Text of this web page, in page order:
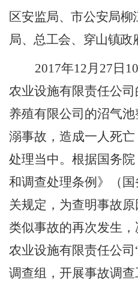
区安监局、市公安局柳
局、总工会、穿山镇政
2017年12月 27 日 10
农业设施有限责任公
养殖有限公司的沼气
溺事故，造成一人死
处理当中。根据国务
和调查处理条例》（国
关规定，为查明事故
类似事故的再次发生
农业设施有限责任公司
调查组，开展事故调查